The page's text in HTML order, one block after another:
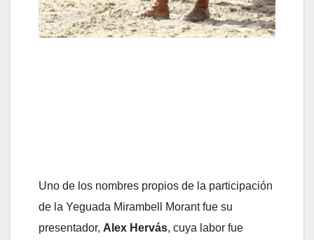
Uno de los nombres propios de la participación
de la Yeguada Mirambell Morant fue su
presentador, Alex Hervás, cuya labor fue